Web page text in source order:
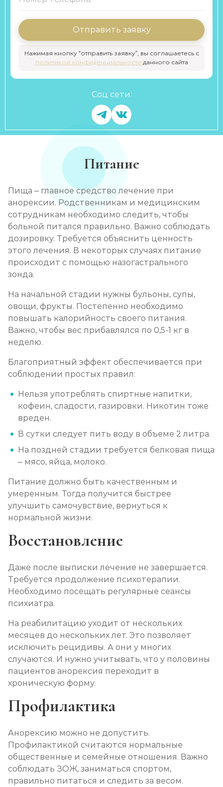
Отправить заявку
Нажимая кнопку “отправить заявку”, вы соглашаетесь с
политикой конфиденциальности данного сайта
Соц сети:
Питание
Пища – главное средство лечение при
анорексии. Родственникам и медицинским
сотрудникам необходимо следить, чтобы
больной питался правильно. Важно соблюдать
дозировку. Требуется объяснить ценность
этого лечения. В некоторых случаях питание
происходит с помощью назогастрального
зонда.
На начальной стадии нужны бульоны, супы,
овощи, фрукты. Постепенно необходимо
повышать калорийность своего питания.
Важно, чтобы вес прибавлялся по 0,5-1 кг в
неделю.
Благоприятный эффект обеспечивается при
соблюдении простых правил:
Нельзя употреблять спиртные напитки,
кофеин, сладости, газировки. Никотин тоже
вреден.
В сутки следует пить воду в объеме 2 литра.
На поздней стадии требуется белковая пища
– мясо, яйца, молоко.
Питание должно быть качественным и
умеренным. Тогда получится быстрее
улучшить самочувствие, вернуться к
нормальной жизни.
Восстановление
Даже после выписки лечение не завершается.
Требуется продолжение психотерапии.
Необходимо посещать регулярные сеансы
психиатра.
На реабилитацию уходит от нескольких
месяцев до нескольких лет. Это позволяет
исключить рецидивы. А они у многих
случаются. И нужно учитывать, что у половины
пациентов анорексия переходит в
хроническую форму.
Профилактика
Анорексию можно не допустить.
Профилактикой считаются нормальные
общественные и семейные отношения. Важно
соблюдать ЗОЖ, заниматься спортом,
правильно питаться и следить за весом.